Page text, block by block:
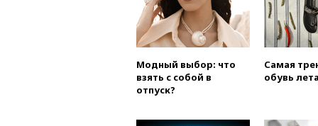
Модный выбор: что
взять с собой в
отпуск?
Самая
обувь